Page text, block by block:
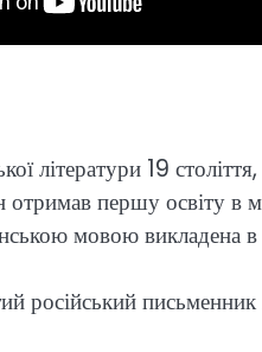
літератури 19
отримав першу освіту
мовою викладена в
російський письменник